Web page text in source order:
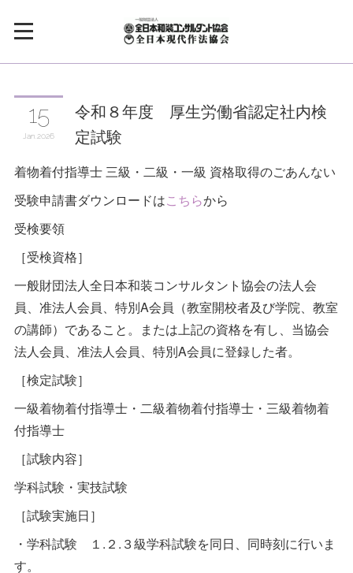
15
Jan 2026
令和８年度 厚生労働省認定社内検
定試験
着物着付指導士 三級・二級・一級 資格取得のごあんない
受験申請書ダウンロードはこちらから
受検要領
［受検資格］
一般財団法人全日本和装コンサルタント協会の法人会
員、准法人会員、特別A会員（教室開校者及び学院、教室
の講師）であること。または上記の資格を有し、当協会
法人会員、准法人会員、特別A会員に登録した者。
［検定試験］
一級着物着付指導士・二級着物着付指導士・三級着物着
付指導士
［試験内容］
学科試験・実技試験
［試験実施日］
・学科試験 １.２.３級学科試験を同日、同時刻に行いま
す。